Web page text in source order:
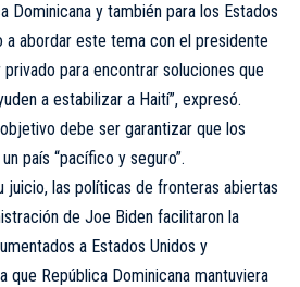
Dominicana y también para los Estados
abordar este tema con el presidente
para encontrar soluciones que
a estabilizar a Haití”, expresó.
debe ser garantizar que los
país “pacífico y seguro”.
juicio, las políticas de fronteras abiertas
de Joe Biden facilitaron la
a Estados Unidos y
que República Dominicana mantuviera